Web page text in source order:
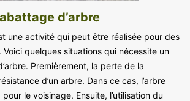
d’arbre
une activité qui peut être réalisée pour des
quelques situations qui nécessite un
Premièrement, la perte de la
d’un arbre. Dans ce cas, l’arbre
le voisinage. Ensuite, l’utilisation du